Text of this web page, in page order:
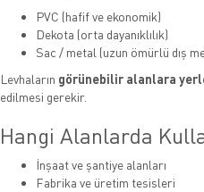
PVC (hafif ve ekonomik)
Dekota (orta dayanıklılık)
Sac / metal (uzun ömürlü dış
Levhaların görünebilir alanlara
edilmesi gerekir.
Hangi Alanlarda
İnşaat ve şantiye alanları
Fabrika ve üretim tesisleri